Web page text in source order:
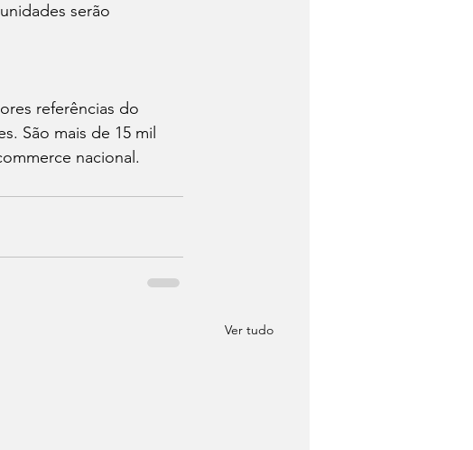
serão
referências do
São mais de 15 mil
nacional.
Ver tudo